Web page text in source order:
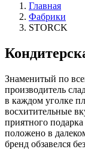
Главная
Фабрики
STORCK
Знаменитый по
производитель
в каждом уголке
восхитительные
приятного
положено в
бренд обзавелся